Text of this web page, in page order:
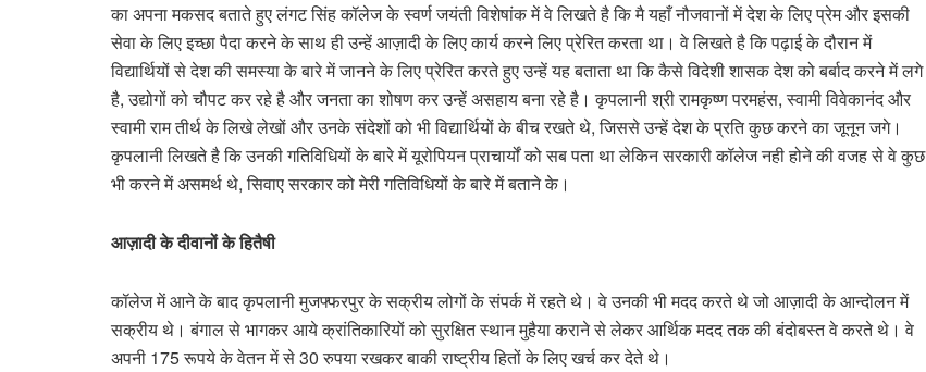
का अपना मकसद बताते हुए लंगट सिंह कॉलेज के स्वर्ण जयंती विशेषांक में वे लिखते है कि मै यहाँ नौजवानों में देश के लिए प्रेम और इसकी
सेवा के लिए इच्छा पैदा करने के साथ ही उन्हें आज़ादी के लिए कार्य करने लिए प्रेरित करता था। वे लिखते है कि पढ़ाई के दौरान में
विद्यार्थियों से देश की समस्या के बारे में जानने के लिए प्रेरित करते हुए उन्हें यह बताता था कि कैसे विदेशी शासक देश को बर्बाद करने में लगे
है, उद्योगों को चौपट कर रहे है और जनता का शोषण कर उन्हें असहाय बना रहे है। कृपलानी श्री रामकृष्ण परमहंस, स्वामी विवेकानंद और
स्वामी राम तीर्थ के लिखे लेखों और उनके संदेशों को भी विद्यार्थियों के बीच रखते थे, जिससे उन्हें देश के प्रति कुछ करने का जूनून जगे।
कृपलानी लिखते है कि उनकी गतिविधियों के बारे में यूरोपियन प्राचार्यों को सब पता था लेकिन सरकारी कॉलेज नही होने की वजह से वे कुछ
भी करने में असमर्थ थे, सिवाए सरकार को मेरी गतिविधियों के बारे में बताने के।
आज़ादी के दीवानों के हितैषी
कॉलेज में आने के बाद कृपलानी मुजफ्फरपुर के सक्रीय लोगों के संपर्क में रहते थे। वे उनकी भी मदद करते थे जो आज़ादी के आन्दोलन में
सक्रीय थे। बंगाल से भागकर आये क्रांतिकारियों को सुरक्षित स्थान मुहैया कराने से लेकर आर्थिक मदद तक की बंदोबस्त वे करते थे। वे
अपनी 175 रूपये के वेतन में से 30 रुपया रखकर बाकी राष्ट्रीय हितों के लिए खर्च कर देते थे।